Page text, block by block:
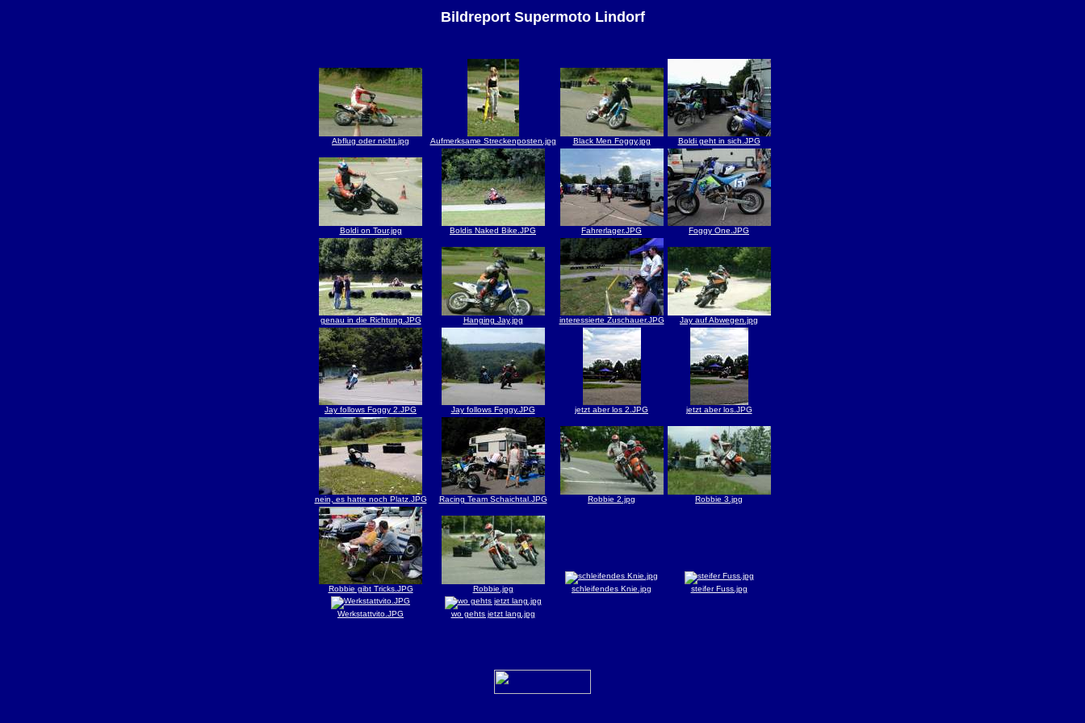
Bildreport Supermoto Lindorf
Abflug oder nicht.jpg Aufmerksame Streckenposten.jpg Black Men Foggy.jpg Boldi geht in sich.JPG
Boldi on Tour.jpg Boldis Naked Bike.JPG Fahrerlager.JPG Foggy One.JPG
genau in die Richtung.JPG Hanging Jay.jpg interessierte Zuschauer.JPG Jay auf Abwegen.jpg
Jay follows Foggy 2.JPG Jay follows Foggy.JPG jetzt aber los 2.JPG jetzt aber los.JPG
nein, es hatte noch Platz.JPG Racing Team Schaichtal.JPG Robbie 2.jpg Robbie 3.jpg
Robbie gibt Tricks.JPG Robbie.jpg schleifendes Knie.jpg steifer Fuss.jpg
Werkstattvito.JPG wo gehts jetzt lang.jpg